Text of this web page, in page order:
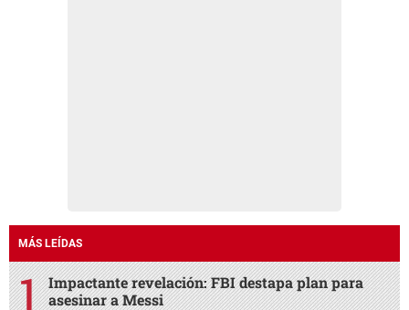
MÁS LEÍDAS
Impactante revelación: FBI destapa plan para
asesinar a Messi